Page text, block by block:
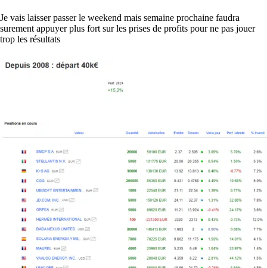
Je vais laisser passer le weekend mais semaine prochaine faudra
surement appuyer plus fort sur les prises de profits pour ne pas jouer
trop les résultats